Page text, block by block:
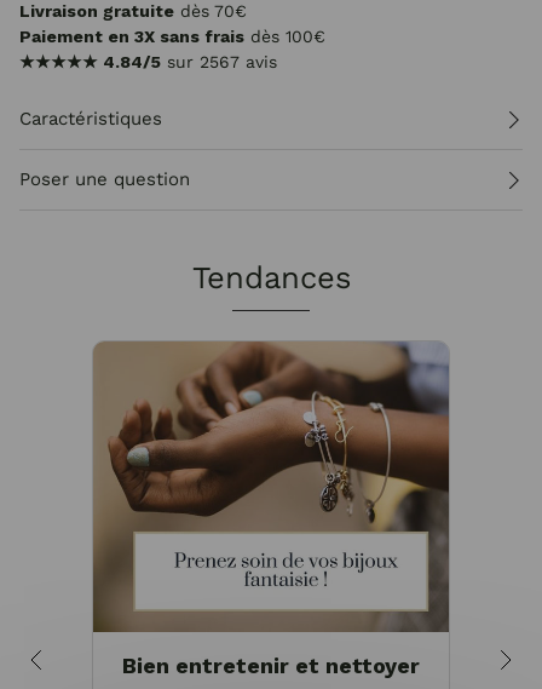
Livraison gratuite dès 70€
Paiement en 3X sans frais dès 100€
★★★★★ 4.84/5 sur 2567 avis
Caractéristiques
Poser une question
Tendances
Bien entretenir et nettoyer